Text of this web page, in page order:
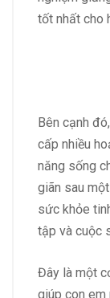
tốt nhất cho
Bên cạnh
cấp nhiều
năng sống
giãn sau
sức khỏe
tập và cuộc
Đây là một
giúp con em